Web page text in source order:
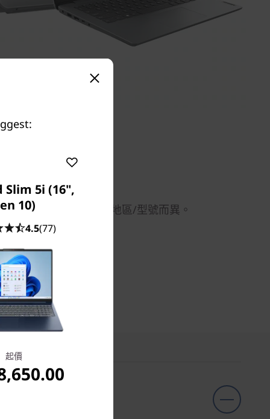
相關規格可能因應不同地區/型號而異。
Slim 5i (16",
10)
4.5(77)
起價